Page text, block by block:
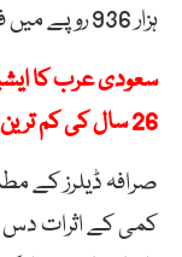
ہزار 936 روپے میں فروخت ہونے لگا۔
سعودی عرب کا
26 سال کی کم ترین سطح پر کردی
کمی کے اثرات دس